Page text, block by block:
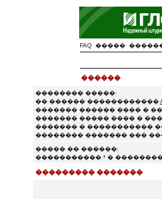
FAQ �����
������
�������� �����:
�� ������ ������������
������� ������ ���� �
������� ����� ���� �
������� � �����������
�������� ������� ���
����� �� ������:
����������� * �
��������� �������